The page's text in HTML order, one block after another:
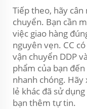
Tiếp theo, hãy cân
chuyển. Bạn cần
việc giao hàng
nguyên vẹn. CC
vận chuyển DDP
phẩm của bạn
nhanh chóng. Hãy
lẻ khác đã sử
bạn thêm tự tin.